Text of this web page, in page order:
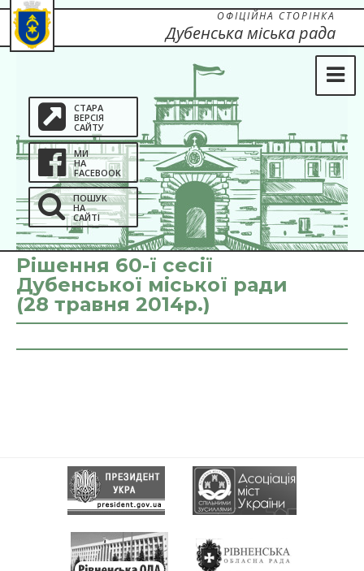
СТАРА
ВЕРСІЯ
САЙТУ
МИ
НА
FACEBOOK
ПОШУК
НА
САЙТІ
ОФІЦІЙНА СТОРІНКА
Дубенська міська рада
Рішення 60-ї сесії
Дубенської міської ради
(28 травня 2014р.)